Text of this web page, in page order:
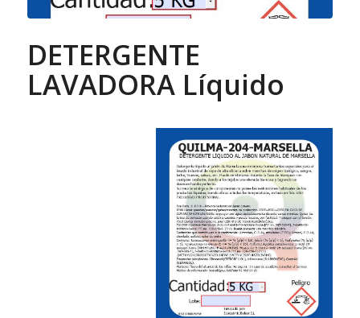
DETERGENTE
LAVADORA Líquido